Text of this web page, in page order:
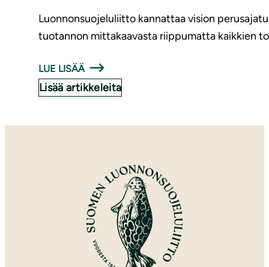
Luonnonsuojeluliitto kannattaa vision
tuotannon mittakaavasta riippumatta kaikkien
LUE LISÄÄ
Lisää artikkeleita